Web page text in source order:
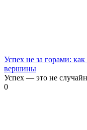
Успех не за горами:
вершины
Успех — это не
0